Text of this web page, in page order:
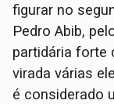
figurar no
Pedro Abib,
partidária forte
virada várias
é considerado